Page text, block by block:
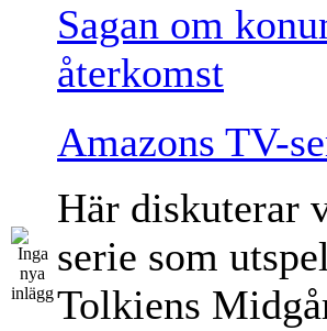
Sagan om
återkomst
Amazons TV-
Här diskuterar
serie som
Tolkiens